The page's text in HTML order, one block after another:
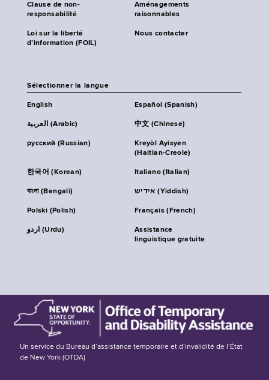
Clause de non-
responsabilité
Aménagements
raisonnables
Loi sur la liberté
d’information (FOIL)
Nous contacter
Sélectionner la langue
English Español (Spanish)
العربية (Arabic) 中文 (Chinese)
русский (Russian)
Kreyòl Ayisyen
(Haitian-Creole)
한국어 (Korean) Italiano (Italian)
বাংলা (Bengali) אידיש (Yiddish)
Polski (Polish) Français (French)
اردو (Urdu)
Assistance
linguistique gratuite
Un service du Bureau d’assistance temporaire et d’invalidité de l’État
de New York (OTDA)